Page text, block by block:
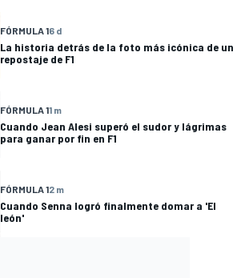
FÓRMULA 16 d
La historia detrás de la foto más icónica de un
repostaje de F1
FÓRMULA 11 m
Cuando Jean Alesi superó el sudor y lágrimas
para ganar por fin en F1
FÓRMULA 12 m
Cuando Senna logró finalmente domar a 'El
león'